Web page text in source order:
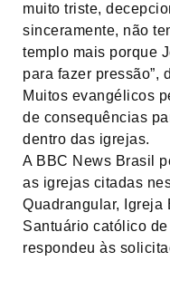
muito triste,
sinceramente, não
templo mais porque
para fazer pressão”,
Muitos evangélicos
de consequências
dentro das igrejas.
A BBC News Brasil
as igrejas citadas
Quadrangular, Igreja
Santuário católico
respondeu às